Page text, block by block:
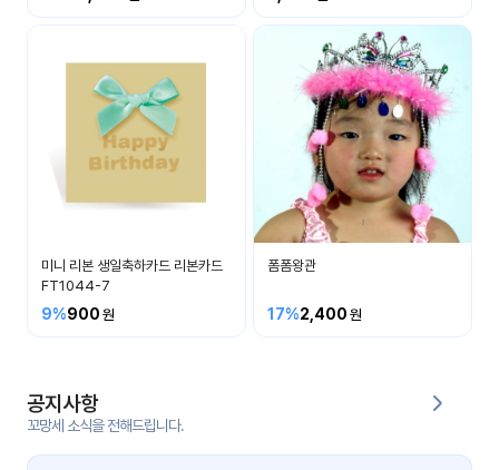
이벤
트
들의
이야
후기
게시
그
미니 리본 생일축하카드 리본카드
FT1044-7
9%900
폼폼왕관
17%2,400
공지사항
꼬망세 소식을 전해드립니다.